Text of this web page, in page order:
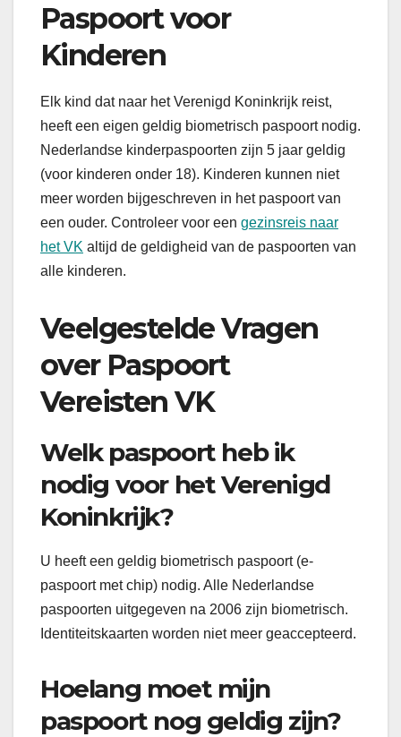
Paspoort voor
Kinderen
Elk kind dat naar het Verenigd Koninkrijk reist,
heeft een eigen geldig biometrisch paspoort nodig.
Nederlandse kinderpaspoorten zijn 5 jaar geldig
(voor kinderen onder 18). Kinderen kunnen niet
meer worden bijgeschreven in het paspoort van
een ouder. Controleer voor een gezinsreis naar
het VK altijd de geldigheid van de paspoorten van
alle kinderen.
Veelgestelde Vragen
over Paspoort
Vereisten VK
Welk paspoort heb ik
nodig voor het Verenigd
Koninkrijk?
U heeft een geldig biometrisch paspoort (e-
paspoort met chip) nodig. Alle Nederlandse
paspoorten uitgegeven na 2006 zijn biometrisch.
Identiteitskaarten worden niet meer geaccepteerd.
Hoelang moet mijn
paspoort nog geldig zijn?